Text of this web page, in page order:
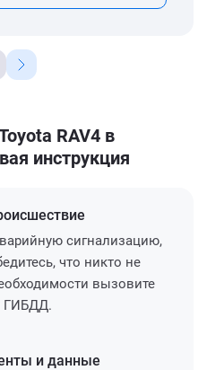
RAV4 в
инструкция
сигнализацию,
что никто не
вызовите
ГИБДД.
и данные